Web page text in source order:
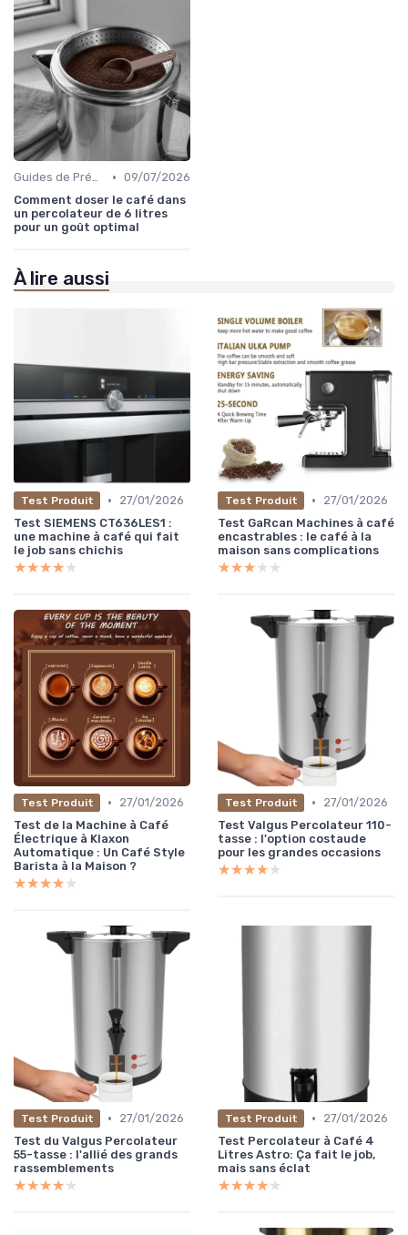
Guides de Préparation • 09/07/2026
Comment doser le café dans
un percolateur de 6 litres
pour un goût optimal
À lire aussi
Test Produit •
27/01/2026
Test SIEMENS CT636LES1 :
une machine à café qui fait
le job sans chichis
★★★★★
★★★★★
Test Produit •
27/01/2026
Test GaRcan Machines à café
encastrables : le café à la
maison sans complications
★★★★★
★★★★★
Test Produit •
27/01/2026
Test de la Machine à Café
Électrique à Klaxon
Automatique : Un Café Style
Barista à la Maison ?
★★★★★
★★★★★
Test Produit •
27/01/2026
Test Valgus Percolateur 110-
tasse : l'option costaude
pour les grandes occasions
★★★★★
★★★★★
Test Produit •
27/01/2026
Test du Valgus Percolateur
55-tasse : l'allié des grands
rassemblements
★★★★★
★★★★★
Test Produit •
27/01/2026
Test Percolateur à Café 4
Litres Astro: Ça fait le job,
mais sans éclat
★★★★★
★★★★★